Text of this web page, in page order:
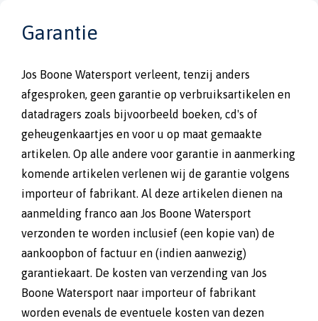
Garantie
Jos Boone Watersport verleent, tenzij anders
afgesproken, geen garantie op verbruiksartikelen en
datadragers zoals bijvoorbeeld boeken, cd's of
geheugenkaartjes en voor u op maat gemaakte
artikelen. Op alle andere voor garantie in aanmerking
komende artikelen verlenen wij de garantie volgens
importeur of fabrikant. Al deze artikelen dienen na
aanmelding franco aan Jos Boone Watersport
verzonden te worden inclusief (een kopie van) de
aankoopbon of factuur en (indien aanwezig)
garantiekaart. De kosten van verzending van Jos
Boone Watersport naar importeur of fabrikant
worden evenals de eventuele kosten van dezen